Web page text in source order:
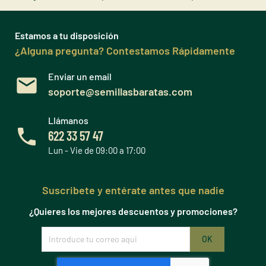
Estamos a tu disposición
¿Alguna pregunta? Contestamos Rápidamente
Enviar un email
soporte@semillasbaratas.com
Llámanos
622 33 57 47
Lun - Vie de 09:00 a 17:00
Suscribete y entérate antes que nadie
¿Quieres los mejores descuentos y promociones?